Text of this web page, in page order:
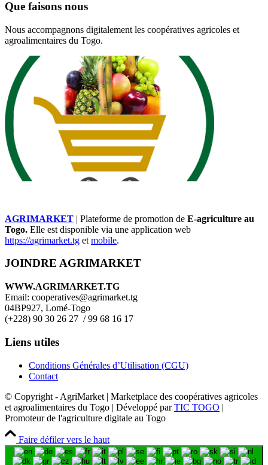
Que faisons nous
Nous accompagnons digitalement les coopératives agricoles et
agroalimentaires du Togo.
AGRIMARKET | Plateforme de promotion de E-agriculture au
Togo. Elle est disponible via une application web
https://agrimarket.tg et mobile.
JOINDRE AGRIMARKET
WWW.AGRIMARKET.TG
Email: cooperatives@agrimarket.tg
04BP927, Lomé-Togo
(+228) 90 30 26 27 / 99 68 16 17
Liens utiles
Conditions Générales d’Utilisation (CGU)
Contact
© Copyright - AgriMarket | Marketplace des coopératives agricoles
et agroalimentaires du Togo | Développé parTIC TOGO |
Promoteur de l'agriculture digitale au Togo
Faire défiler vers le haut